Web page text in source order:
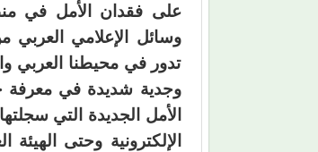
على فقدان الأمل في
وسائل الإعلامي
تدور في محيطنا العربي
وجدية شديدة في معرفة
الأمل الجديدة التي
الإلكترونية وحتى